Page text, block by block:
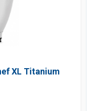
XL Titanium